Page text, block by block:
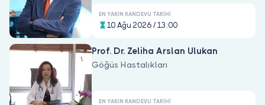
Doktor musunuz?
EN YAKIN RANDEVU TARIHI
10 Ağu 2026 / 13:00
Prof. Dr. Zeliha Arslan Ulukan
Göğüs Hastalıkları
EN YAKIN RANDEVU TARIHI